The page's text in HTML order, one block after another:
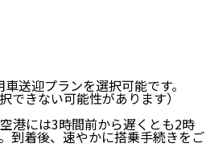
送迎プランを選択可能です。
できない可能性があります）
港には3時間前から遅くとも2時
到着後、速やかに搭乗手続きをご